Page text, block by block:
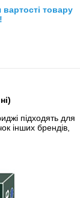
товару
підходять для
інших брендів,